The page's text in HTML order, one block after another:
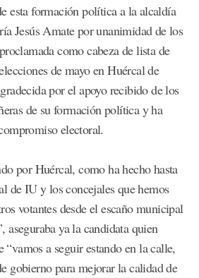
esta formación política a la alcaldía
Jesús Amate por unanimidad de los
como cabeza de lista de
de mayo en Huércal de
por el apoyo recibido de los
de su formación política y ha
electoral.
por Huércal, como ha hecho hasta
de IU y los concejales que hemos
votantes desde el escaño municipal
aseguraba ya la candidata quien
“vamos a seguir estando en la calle,
gobierno para mejorar la calidad de